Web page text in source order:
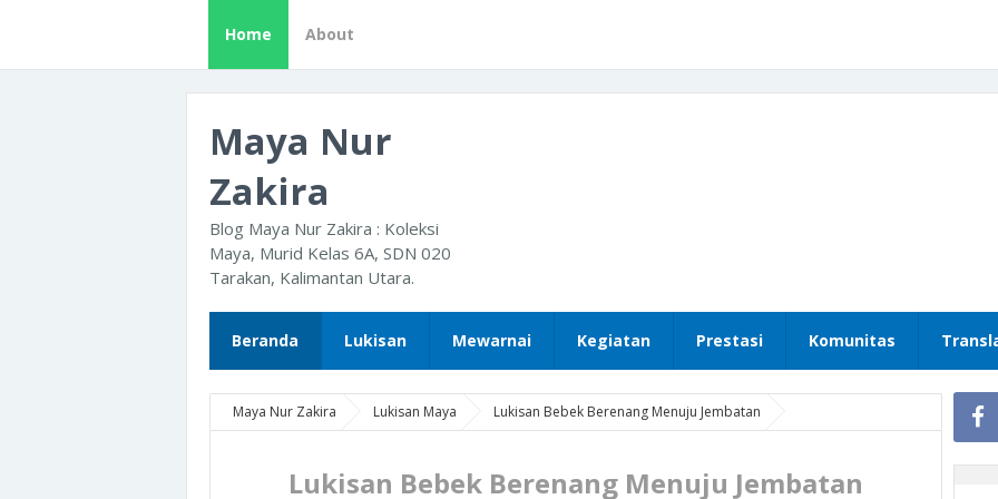
Home About
Maya Nur
Zakira
Blog Maya Nur Zakira : Koleksi
Maya, Murid Kelas 6A, SDN 020
Tarakan, Kalimantan Utara.
Beranda Lukisan Mewarnai Kegiatan Prestasi Komunitas
Maya Nur Zakira Lukisan Maya Lukisan Bebek Berenang Menuju Jembatan
Lukisan Bebek Berenang Menuju Jembatan